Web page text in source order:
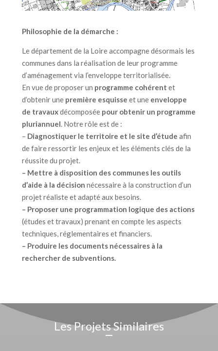
Philosophie de la démarche :
Le département de la Loire accompagne désormais les
communes dans la réalisation de leur programme
d’aménagement via l’enveloppe territorialisée.
En vue de proposer un programme cohérent et
d’obtenir une première esquisse et une enveloppe
de travauxdécomposée pour obtenir un programme
pluriannuel. Notre rôle est de :
– Diagnostiquer le territoire et le site d’étude afin
de faire ressortir les enjeux et les éléments clés de la
réussite du projet.
– Mettre à disposition des communes les outils
d’aide à la décision nécessaire à la construction d’un
projet réaliste et adapté aux besoins.
– Proposer une programmation logique des actions
(études et travaux) prenant en compte les aspects
techniques, réglementaires et financiers.
– Produire les documents nécessaires à la
rechercher de subventions.
Les Projets Similaires